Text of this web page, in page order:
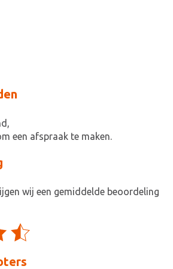
een afspraak te maken.
wij een gemiddelde beoordeling